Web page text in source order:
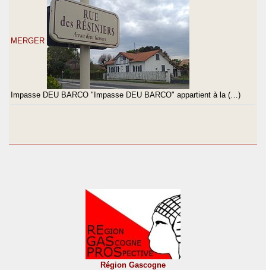
MERGER
Impasse DEU BARCO "Impasse DEU BARCO" appartient à la (…)
Région Gascogne